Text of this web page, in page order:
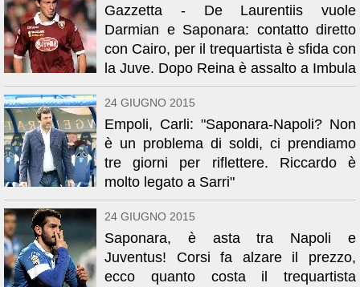
Gazzetta - De Laurentiis vuole
Darmian e Saponara: contatto diretto
con Cairo, per il trequartista è sfida con
la Juve. Dopo Reina è assalto a Imbula
24 GIUGNO 2015
Empoli, Carli: "Saponara-Napoli? Non
è un problema di soldi, ci prendiamo
tre giorni per riflettere. Riccardo è
molto legato a Sarri"
24 GIUGNO 2015
Saponara, è asta tra Napoli e
Juventus! Corsi fa alzare il prezzo,
ecco quanto costa il trequartista